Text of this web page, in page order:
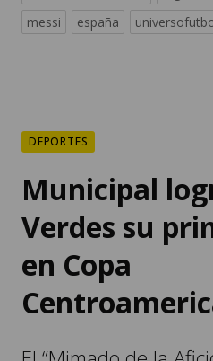
messi
españa
DEPORTES
Municipal
Verdes su
en Copa